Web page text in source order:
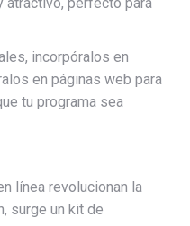
atractivo, perfecto para
incorpóralos en
en páginas web para
tu programa sea
línea revolucionan la
surge un kit de